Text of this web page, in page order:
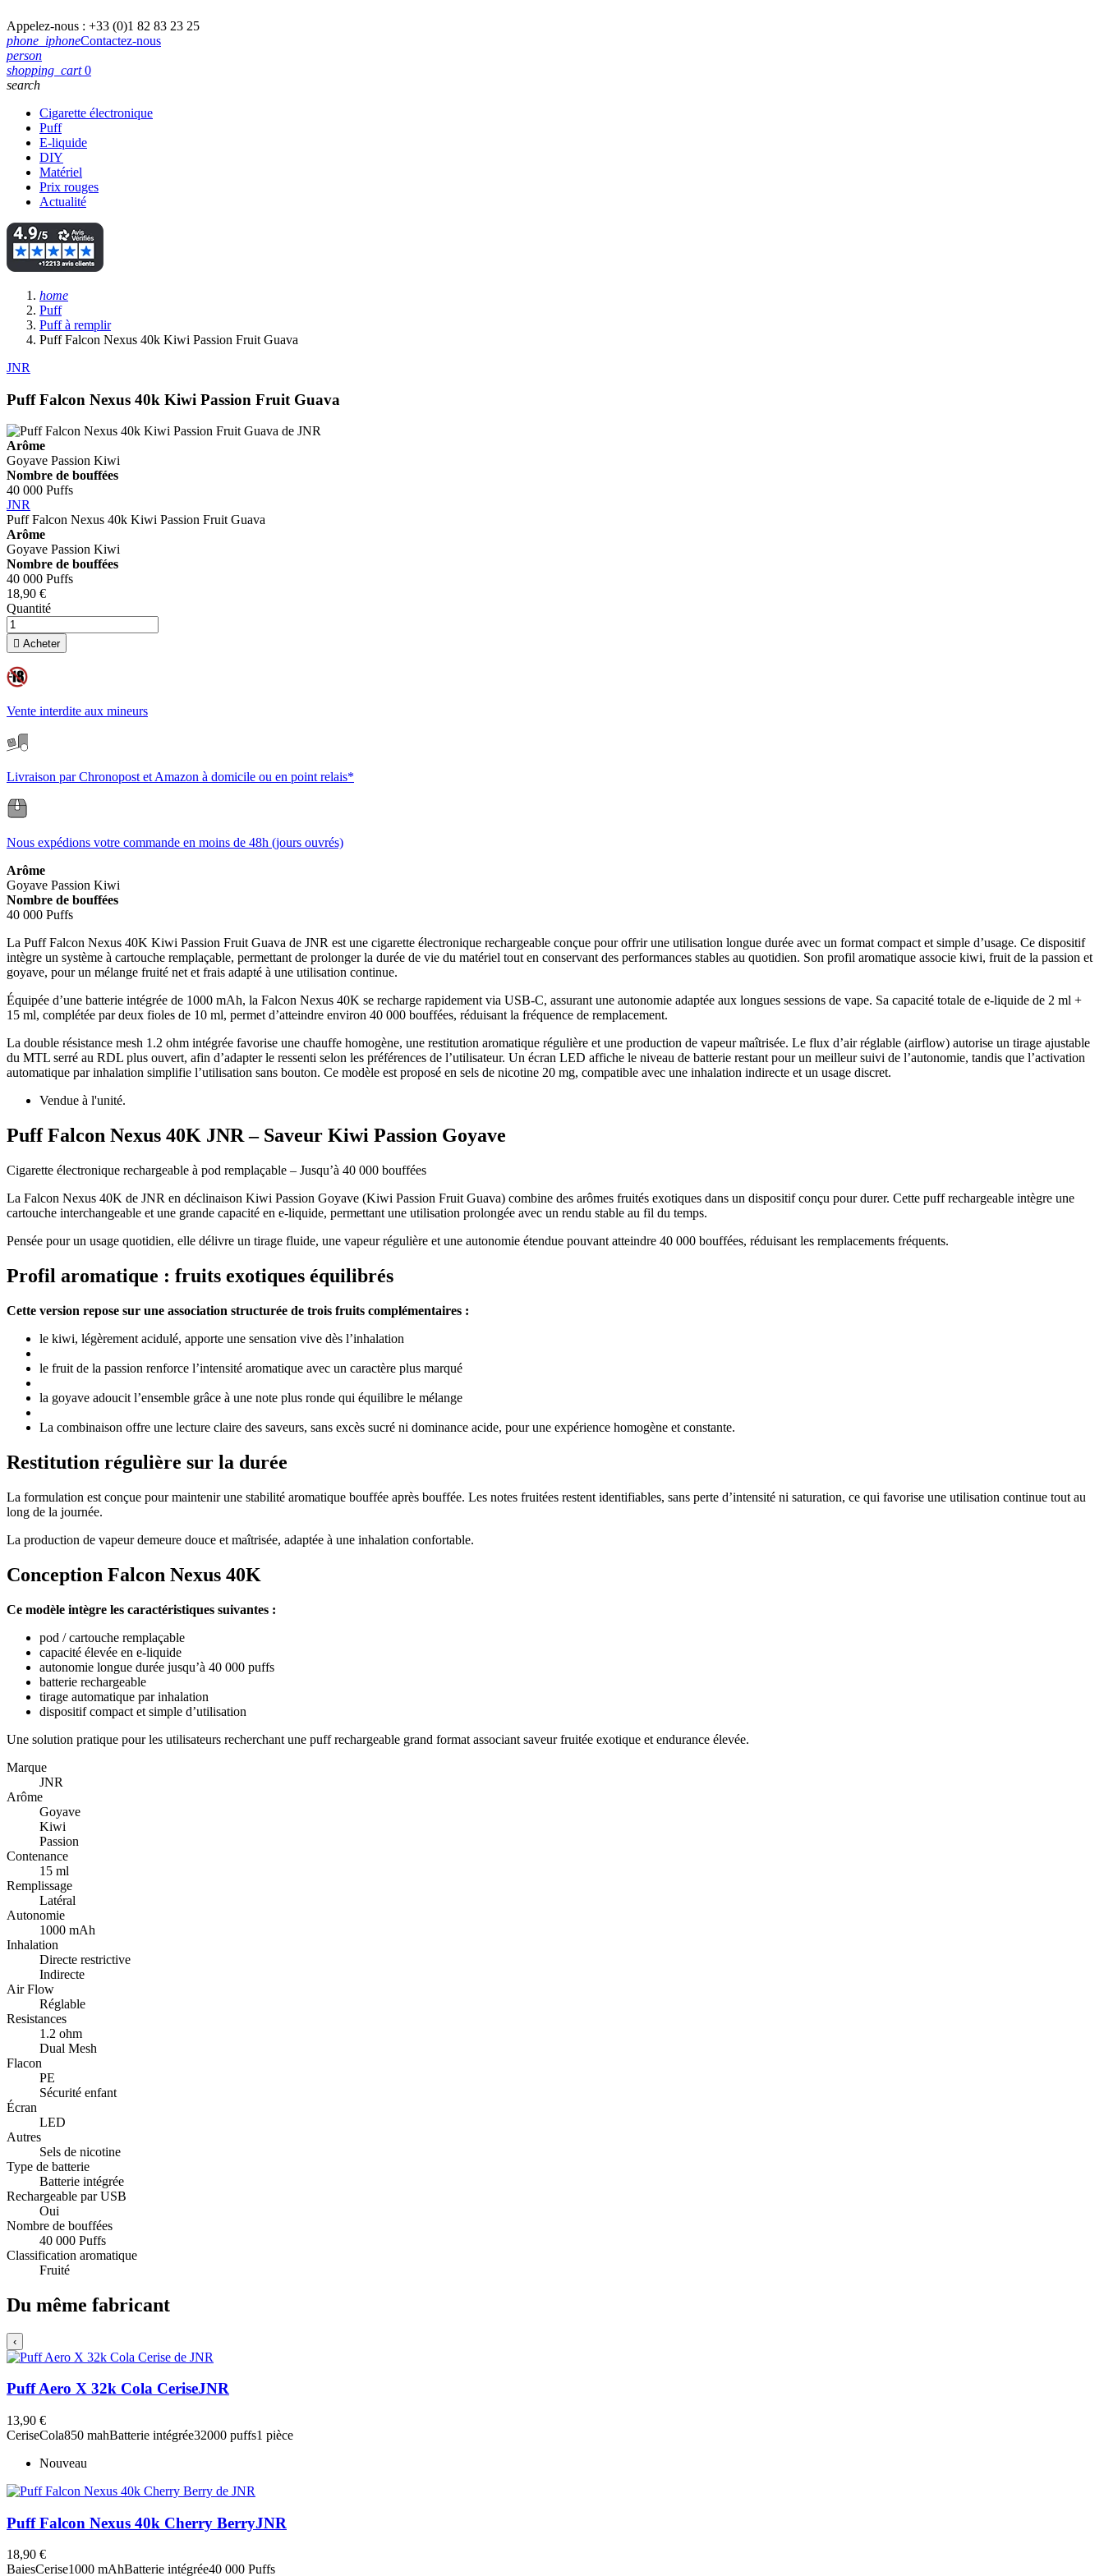
Appelez-nous : +33 (0)1 82 83 23 25
phone_iphoneContactez-nous
person
shopping_cart 0
search
Cigarette électronique
Puff
E-liquide
DIY
Matériel
Prix rouges
Actualité
home
Puff
Puff à remplir
Puff Falcon Nexus 40k Kiwi Passion Fruit Guava
JNR
Puff Falcon Nexus 40k Kiwi Passion Fruit Guava
Arôme
Goyave Passion Kiwi
Nombre de bouffées
40 000 Puffs
JNR
Puff Falcon Nexus 40k Kiwi Passion Fruit Guava
Arôme
Goyave Passion Kiwi
Nombre de bouffées
40 000 Puffs
18,90 €
Quantité
 Acheter
Vente interdite aux mineurs
Livraison par Chronopost et Amazon à domicile ou en point relais*
Nous expédions votre commande en moins de 48h (jours ouvrés)
Arôme
Goyave Passion Kiwi
Nombre de bouffées
40 000 Puffs
La Puff Falcon Nexus 40K Kiwi Passion Fruit Guava de JNR est une cigarette électronique rechargeable conçue pour offrir une utilisation longue durée avec un format compact et simple d’usage. Ce dispositif
intègre un système à cartouche remplaçable, permettant de prolonger la durée de vie du matériel tout en conservant des performances stables au quotidien. Son profil aromatique associe kiwi, fruit de la passion et
goyave, pour un mélange fruité net et frais adapté à une utilisation continue.
Équipée d’une batterie intégrée de 1000 mAh, la Falcon Nexus 40K se recharge rapidement via USB-C, assurant une autonomie adaptée aux longues sessions de vape. Sa capacité totale de e-liquide de 2 ml +
15 ml, complétée par deux fioles de 10 ml, permet d’atteindre environ 40 000 bouffées, réduisant la fréquence de remplacement.
La double résistance mesh 1.2 ohm intégrée favorise une chauffe homogène, une restitution aromatique régulière et une production de vapeur maîtrisée. Le flux d’air réglable (airflow) autorise un tirage ajustable
du MTL serré au RDL plus ouvert, afin d’adapter le ressenti selon les préférences de l’utilisateur. Un écran LED affiche le niveau de batterie restant pour un meilleur suivi de l’autonomie, tandis que l’activation
automatique par inhalation simplifie l’utilisation sans bouton. Ce modèle est proposé en sels de nicotine 20 mg, compatible avec une inhalation indirecte et un usage discret.
Vendue à l'unité.
Puff Falcon Nexus 40K JNR – Saveur Kiwi Passion Goyave
Cigarette électronique rechargeable à pod remplaçable – Jusqu’à 40 000 bouffées
La Falcon Nexus 40K de JNR en déclinaison Kiwi Passion Goyave (Kiwi Passion Fruit Guava) combine des arômes fruités exotiques dans un dispositif conçu pour durer. Cette puff rechargeable intègre une
cartouche interchangeable et une grande capacité en e-liquide, permettant une utilisation prolongée avec un rendu stable au fil du temps.
Pensée pour un usage quotidien, elle délivre un tirage fluide, une vapeur régulière et une autonomie étendue pouvant atteindre 40 000 bouffées, réduisant les remplacements fréquents.
Profil aromatique : fruits exotiques équilibrés
Cette version repose sur une association structurée de trois fruits complémentaires :
le kiwi, légèrement acidulé, apporte une sensation vive dès l’inhalation
le fruit de la passion renforce l’intensité aromatique avec un caractère plus marqué
la goyave adoucit l’ensemble grâce à une note plus ronde qui équilibre le mélange
La combinaison offre une lecture claire des saveurs, sans excès sucré ni dominance acide, pour une expérience homogène et constante.
Restitution régulière sur la durée
La formulation est conçue pour maintenir une stabilité aromatique bouffée après bouffée. Les notes fruitées restent identifiables, sans perte d’intensité ni saturation, ce qui favorise une utilisation continue tout au
long de la journée.
La production de vapeur demeure douce et maîtrisée, adaptée à une inhalation confortable.
Conception Falcon Nexus 40K
Ce modèle intègre les caractéristiques suivantes :
pod / cartouche remplaçable
capacité élevée en e-liquide
autonomie longue durée jusqu’à 40 000 puffs
batterie rechargeable
tirage automatique par inhalation
dispositif compact et simple d’utilisation
Une solution pratique pour les utilisateurs recherchant une puff rechargeable grand format associant saveur fruitée exotique et endurance élevée.
Marque
JNR
Arôme
Goyave
Kiwi
Passion
Contenance
15 ml
Remplissage
Latéral
Autonomie
1000 mAh
Inhalation
Directe restrictive
Indirecte
Air Flow
Réglable
Resistances
1.2 ohm
Dual Mesh
Flacon
PE
Sécurité enfant
Écran
LED
Autres
Sels de nicotine
Type de batterie
Batterie intégrée
Rechargeable par USB
Oui
Nombre de bouffées
40 000 Puffs
Classification aromatique
Fruité
Du même fabricant
‹
Puff Aero X 32k Cola CeriseJNR
13,90 €
CeriseCola850 mahBatterie intégrée32000 puffs1 pièce
Nouveau
Puff Falcon Nexus 40k Cherry BerryJNR
18,90 €
BaiesCerise1000 mAhBatterie intégrée40 000 Puffs